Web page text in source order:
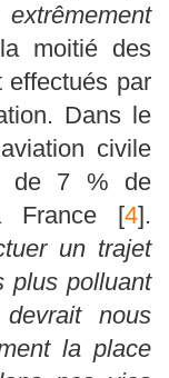
moitié des
effectués par
Dans le
civile
de 7 % de
France [4].
un trajet
plus polluant
nous
la place